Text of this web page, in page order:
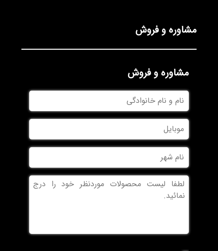
مشاوره و فروش
مشاوره و فروش
نام
و
نام
خانوادگی
موبایل
نام
شهر
بدون
عنوان